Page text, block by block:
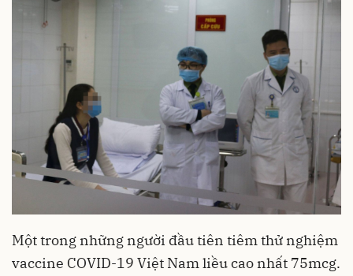
Một trong những người đầu tiên tiêm thử nghiệm
vaccine COVID-19 Việt Nam liều cao nhất 75mcg.